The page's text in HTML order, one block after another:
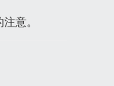
意。